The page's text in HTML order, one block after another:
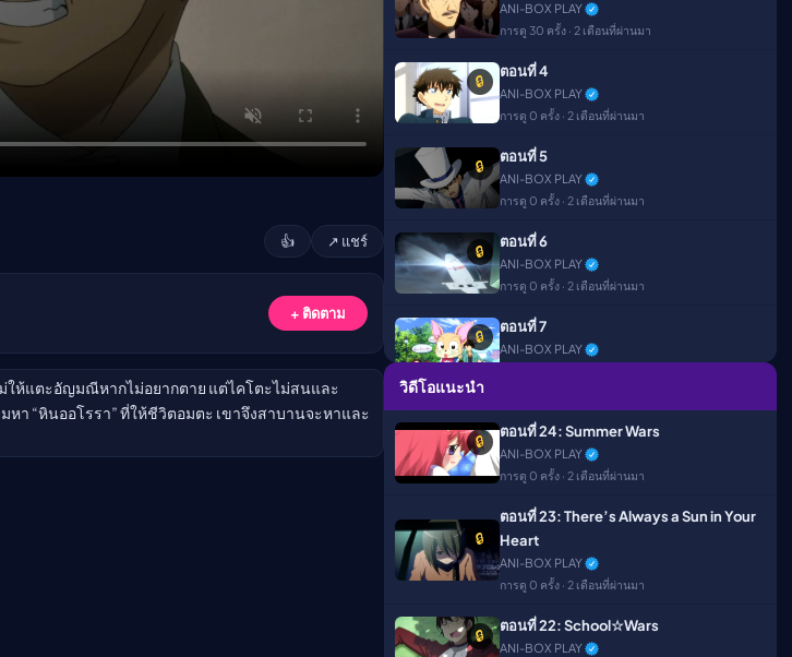
ทีวีออนไลน์
แนะนำรายการทีวี
อนิเมะ
ตารางออกอากาศอนิเมะ (คืนนี้)
👍 ↗ แชร์
+ ติดตาม
ให้แตะอัญมณีหากไม่อยากตาย แต่ไคโตะไม่สนและ
“หินออโรรา” ที่ให้ชีวิตอมตะ เขาจึงสาบานจะหาและ
ANI-BOX PLAY
การดู 30 ครั้ง · 2 เดือนที่ผ่านมา
🔒
ตอนที่ 4
ANI-BOX PLAY
การดู 0 ครั้ง · 2 เดือนที่ผ่านมา
🔒
ตอนที่ 5
ANI-BOX PLAY
การดู 0 ครั้ง · 2 เดือนที่ผ่านมา
🔒
ตอนที่ 6
ANI-BOX PLAY
การดู 0 ครั้ง · 2 เดือนที่ผ่านมา
🔒
ตอนที่ 7
ANI-BOX PLAY
🔒
ตอนที่ 8
ANI-BOX PLAY
การดู 0 ครั้ง · 2 เดือนที่ผ่านมา
ANI-BOX PLAY
การดู 0 ครั้ง · 2 เดือนที่ผ่านมา
ตอนที่ 10
การดู 0 ครั้ง · 2 เดือนที่ผ่านมา
วิดีโอแนะนำ
🔒
ตอนที่ 24: Summer Wars
ANI-BOX PLAY
การดู 0 ครั้ง · 2 เดือนที่ผ่านมา
🔒
ตอนที่ 23: There’s Always a Sun in Your
Heart
ANI-BOX PLAY
การดู 0 ครั้ง · 2 เดือนที่ผ่านมา
🔒
ตอนที่ 22: School☆Wars
ANI-BOX PLAY